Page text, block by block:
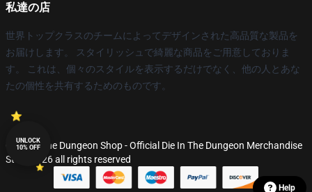
私達の店
世界トップクラスのチームによってデザインされた高品質な製品を
お届けします。 スタイリッシュで綺麗な商品をご用意しておりま
す。 これは、個々のスタイルを表示するだけでなく、他の人とあな
たの個性を共有するためのものです。
© Die In The Dungeon Shop - Official Die In The Dungeon Merchandise
Store 2026 all rights reserved
UNLOCK
10% OFF
Help